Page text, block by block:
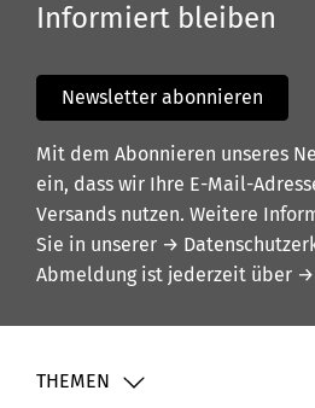
Informiert bleiben
Newsletter abonnieren
Mit dem Abonnieren unseres
ein, dass wir Ihre E-Mail-
Versands nutzen. Weitere
Sie in unserer →
Abmeldung ist jederzeit über →
THEMEN